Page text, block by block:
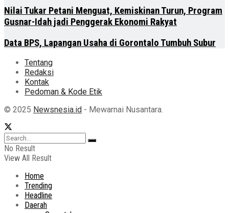
Nilai Tukar Petani Menguat, Kemiskinan Turun, Program
Gusnar-Idah jadi Penggerak Ekonomi Rakyat
Data BPS, Lapangan Usaha di Gorontalo Tumbuh Subur
Tentang
Redaksi
Kontak
Pedoman & Kode Etik
© 2025 Newsnesia.id - Mewarnai Nusantara.
No Result
View All Result
Home
Trending
Headline
Daerah